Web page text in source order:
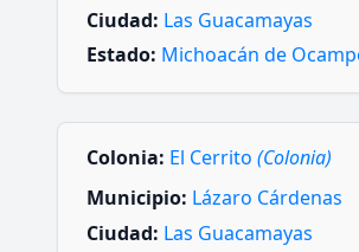
Ciudad: Las Guacamayas
Estado: Michoacán de
Colonia: El Cerrito (Colonia)
Municipio: Lázaro Cárdenas
Ciudad: Las Guacamayas